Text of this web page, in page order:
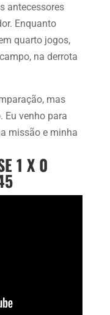
antecessores
Enquanto
quarto jogos,
na derrota
mas
Eu venho para
missão e minha
1 X 0